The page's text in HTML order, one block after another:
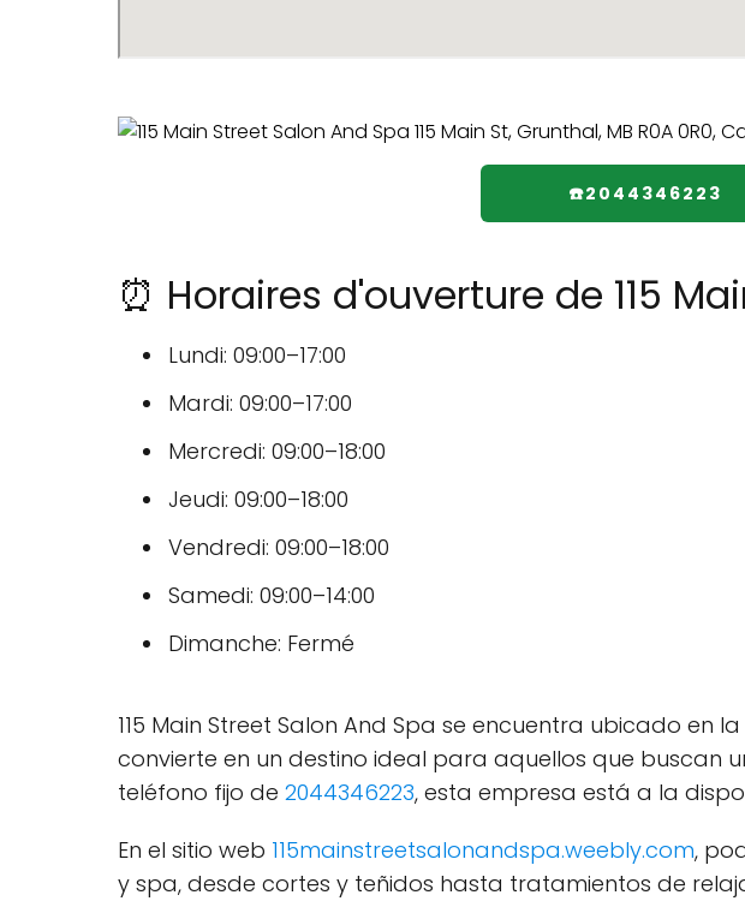
☎️2044346223
⏰ Horaires d'ouverture de 115
Lundi: 09:00–17:00
Mardi: 09:00–17:00
Mercredi: 09:00–18:00
Jeudi: 09:00–18:00
Vendredi: 09:00–18:00
Samedi: 09:00–14:00
Dimanche: Fermé
115 Main Street Salon And Spa se encuentra ubicado en
convierte en un destino ideal para aquellos que buscan
teléfono fijo de 2044346223, esta empresa está a la
En el sitio web 115mainstreetsalonandspa.weebly.com,
y spa, desde cortes y teñidos hasta tratamientos de